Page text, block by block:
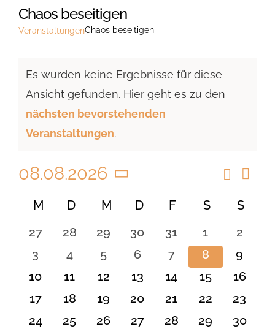
Chaos beseitigen
VeranstaltungenChaos beseitigen
Hinweis
Es wurden keine Ergebnisse für diese
Ansicht gefunden. Hier geht es zu den
nächsten bevorstehenden
Veranstaltungen.
Suche
Suche
Monat
08.08.2026
Datum
wählen.
Kalender
von
Veranstaltungen
M MONTAG
D DIENSTAG
M MITTWOCH
D DONNERSTAG
F FREITAG
SSAMSTAG
S
0
Veranstaltungen
27
0
Veranstaltungen
28
0
Veranstaltungen
29
0
Veranstaltungen
30
0
Veranstaltungen
31
0
1
0
2
0
Veranstaltungen
3
0
Veranstaltungen
4
0
Veranstaltungen
5
0
Veranstaltungen
6
0
Veranstaltungen
7
0
8
0
9
0
Veranstaltungen
10
0
Veranstaltungen
11
0
Veranstaltungen
12
0
Veranstaltungen
13
0
Veranstaltungen
14
0
15
0
16
0
Veranstaltungen
17
0
Veranstaltungen
18
0
Veranstaltungen
19
0
Veranstaltungen
20
0
Veranstaltungen
21
0
22
0
23
0
24
0
25
0
26
0
27
0
28
0
29
0
30